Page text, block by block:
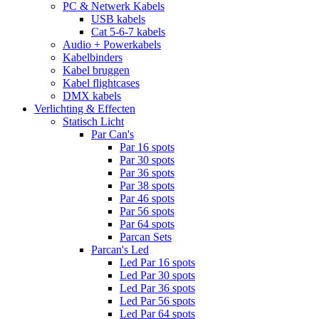
PC & Netwerk Kabels
USB kabels
Cat 5-6-7 kabels
Audio + Powerkabels
Kabelbinders
Kabel bruggen
Kabel flightcases
DMX kabels
Verlichting & Effecten
Statisch Licht
Par Can's
Par 16 spots
Par 30 spots
Par 36 spots
Par 38 spots
Par 46 spots
Par 56 spots
Par 64 spots
Parcan Sets
Parcan's Led
Led Par 16 spots
Led Par 30 spots
Led Par 36 spots
Led Par 56 spots
Led Par 64 spots